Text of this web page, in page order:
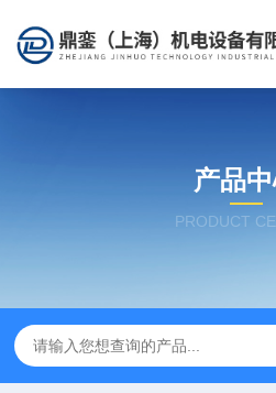
产品
PRODUCT